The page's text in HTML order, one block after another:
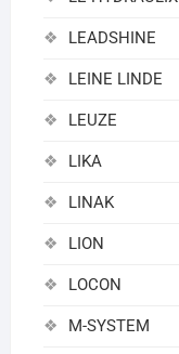
LEADSHINE
LEINE LINDE
LEUZE
LIKA
LINAK
LION
LOCON
M-SYSTEM